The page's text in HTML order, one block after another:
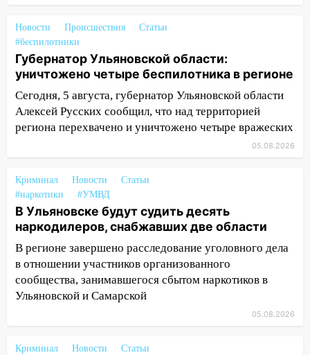
15:00
В Ульяновске после тройного ДТП
госпитализировали 25-летнего байкера
14:32 На Ульяновскую область
надвигается жара
14:08 Пешеход переходил по «зебре»:
подробности серьезной аварии на
Фруктовой
Трудовой горело здание
13:00 Водитель без прав врезался в
припаркованный автомобиль
12:37 Переезжал «зебру» на
велосипеде и попал под колеса
12:18 Вспыхнул изнутри: в
Железнодорожном районе горела дача
Новости Происшествия
Статьи
#беспилотники
Губернатор Ульяновской области:
уничтожено четыре беспилотника в регионе
Сегодня, 5 августа, губернатор Ульяновской области
Алексей Русских сообщил, что над территорией
региона перехвачено и уничтожено четыре вражеских
05.08.2026
Криминал Новости
Статьи
#наркотики
#УМВД
В Ульяновске будут судить десять
наркодилеров, снабжавших две области
В регионе завершено расследование уголовного дела
в отношении участников организованного
сообщества, занимавшегося сбытом наркотиков в
Ульяновской и Самарской
05.08.2026
Криминал Новости
Статьи